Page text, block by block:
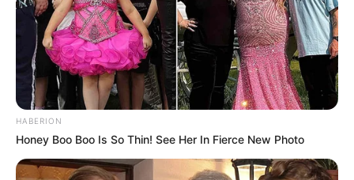
HABERION
Honey Boo Boo Is So Thin! See Her In Fierce New Photo